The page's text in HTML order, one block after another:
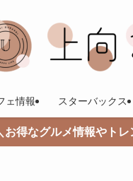
ェ情報 スターバックス
お得なグルメ情報やト